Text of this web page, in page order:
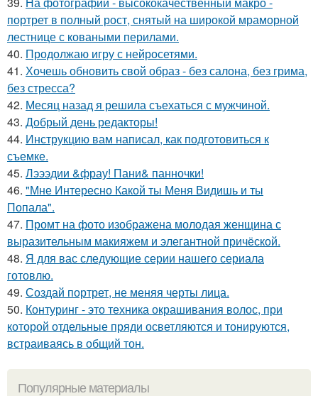
портрет в полный рост, снятый на широкой мраморной
лестнице с коваными перилами.
40. Продолжаю игру с нейросетями.
41. Хочешь обновить свой образ - без салона, без грима,
без стресса?
42. Месяц назад я решила съехаться с мужчиной.
43. Добрый день редакторы!
44. Инструкцию вам написал, как подготовиться к
съемке.
45. Лэээдии &фрау! Пани& панночки!
46. "Мне Интересно Какой ты Меня Видишь и ты
Попала".
47. Промт на фото изображена молодая женщина с
выразительным макияжем и элегантной причёской.
48. Я для вас следующие серии нашего сериала
готовлю.
49. Создай портрет, не меняя черты лица.
50. Контуринг - это техника окрашивания волос, при
которой отдельные пряди осветляются и тонируются,
встраиваясь в общий тон.
Популярные материалы